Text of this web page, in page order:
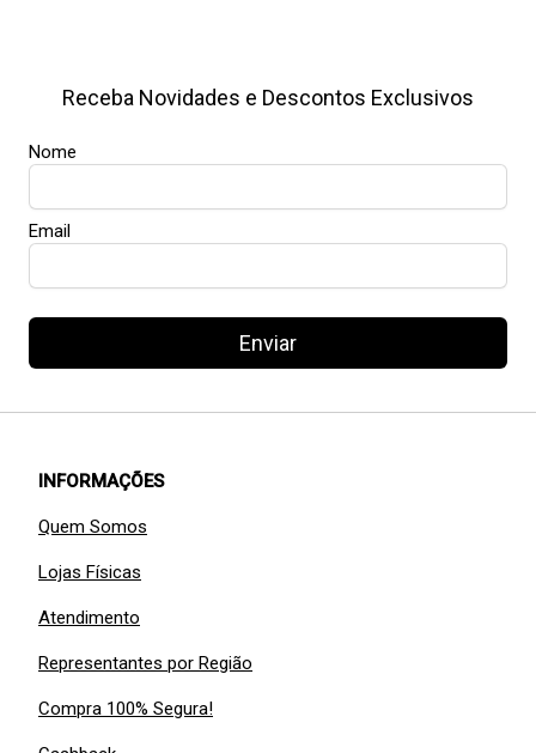
Receba Novidades e Descontos Exclusivos
Nome
Email
Enviar
INFORMAÇÕES
Quem Somos
Lojas Físicas
Atendimento
Representantes por Região
Compra 100% Segura!